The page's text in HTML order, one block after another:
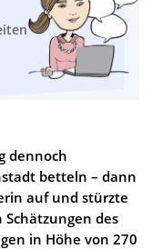
dennoch
betteln – dann
auf und stürzte
des
in Höhe von 270